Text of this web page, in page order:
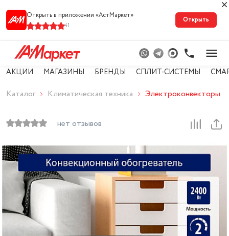
Открыть в приложении «АстМарке‪т‬»
41
Открыть
АКЦИИ МАГАЗИНЫ БРЕНДЫ СПЛИТ-СИСТЕМЫ
Каталог Климатическая техника Электроконвекторы
нет отзывов